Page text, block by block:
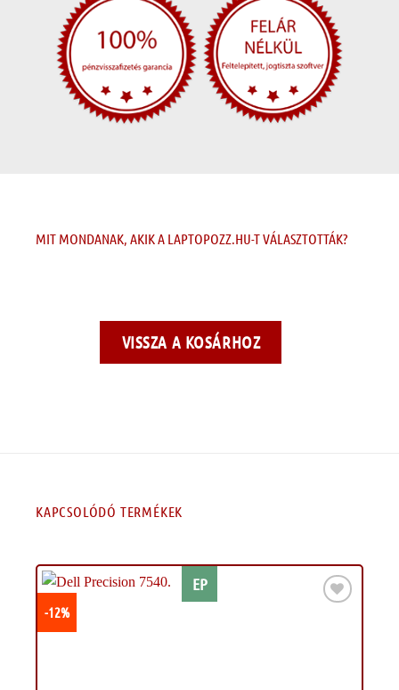
MIT MONDANAK, AKIK A LAPTOPOZZ.HU-T VÁLASZTOTTÁK?
VISSZA A KOSÁRHOZ
KAPCSOLÓDÓ TERMÉKEK
EP
-12%